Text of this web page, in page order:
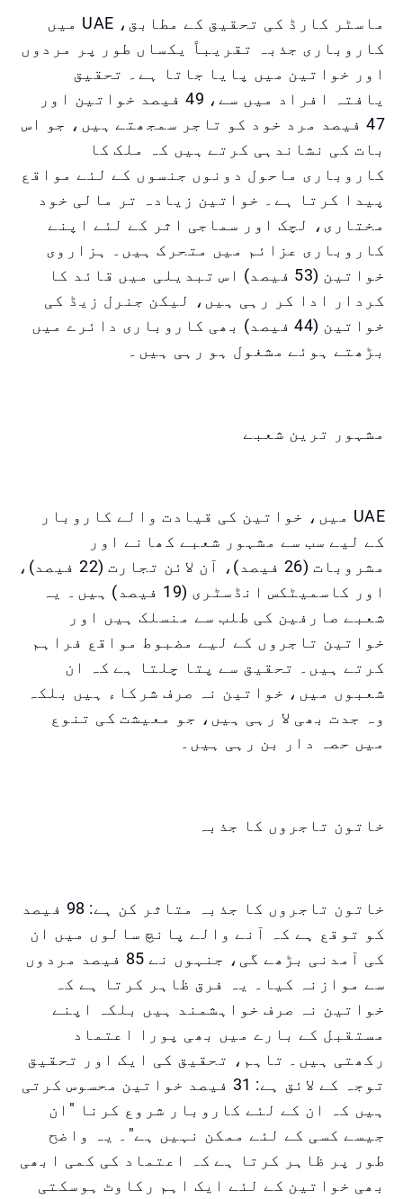
ماسٹر کارڈ کی تحقیق کے مطابق، UAE میں
کاروباری جذبہ تقریباً یکساں طور پر مردوں
اور خواتین میں پایا جاتا ہے۔ تحقیق
یافتہ افراد میں سے، 49 فیصد خواتین اور
47 فیصد مرد خود کو تاجر سمجھتے ہیں، جو اس
بات کی نشاندہی کرتے ہیں کہ ملک کا
کاروباری ماحول دونوں جنسوں کے لئے مواقع
پیدا کرتا ہے۔ خواتین زیادہ تر مالی خود
مختاری، لچک اور سماجی اثر کے لئے اپنے
کاروباری عزائم میں متحرک ہیں۔ ہزاروی
خواتین (53 فیصد) اس تبدیلی میں قائد کا
کردار ادا کر رہی ہیں، لیکن جنرل زیڈ کی
خواتین (44 فیصد) بھی کاروباری دائرے میں
بڑھتے ہوئے مشغول ہو رہی ہیں۔
مشہور ترین شعبے
UAE میں، خواتین کی قیادت والے کاروبار
کے لیے سب سے مشہور شعبے کھانے اور
مشروبات (26 فیصد)، آن لائن تجارت (22 فیصد)،
اور کاسمیٹکس انڈسٹری (19 فیصد) ہیں۔ یہ
شعبے صارفین کی طلب سے منسلک ہیں اور
خواتین تاجروں کے لیے مضبوط مواقع فراہم
کرتے ہیں۔ تحقیق سے پتا چلتا ہے کہ ان
شعبوں میں، خواتین نہ صرف شرکاء ہیں بلکہ
وہ جدت بھی لا رہی ہیں، جو معیشت کی تنوع
میں حصہ دار بن رہی ہیں۔
خاتون تاجروں کا جذبہ
خاتون تاجروں کا جذبہ متاثر کن ہے: 98 فیصد
کو توقع ہے کہ آنے والے پانچ سالوں میں ان
کی آمدنی بڑھے گی، جنہوں نے 85 فیصد مردوں
سے موازنہ کیا۔ یہ فرق ظاہر کرتا ہے کہ
خواتین نہ صرف خواہشمند ہیں بلکہ اپنے
مستقبل کے بارے میں بھی پورا اعتماد
رکھتی ہیں۔ تاہم، تحقیق کی ایک اور تحقیق
توجہ کے لائق ہے: 31 فیصد خواتین محسوس کرتی
ہیں کہ ان کے لئے کاروبار شروع کرنا "ان
جیسے کسی کے لئے ممکن نہیں ہے"۔ یہ واضح
طور پر ظاہر کرتا ہے کہ اعتماد کی کمی ابھی
بھی خواتین کے لئے ایک اہم رکاوٹ ہوسکتی